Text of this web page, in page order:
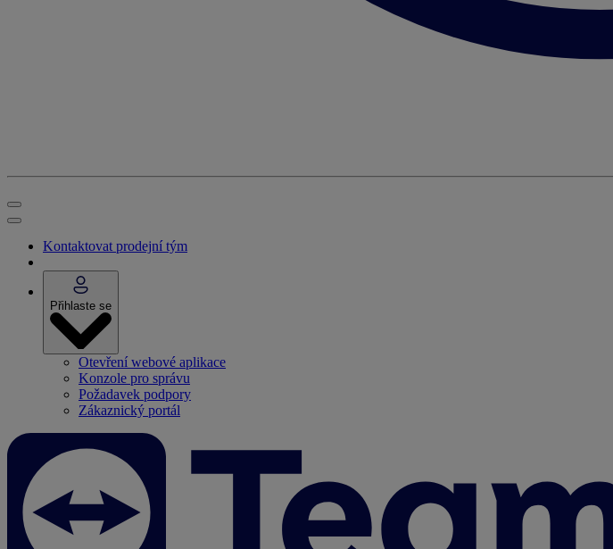
Kontaktovat prodejní tým
Přihlaste se
Otevření webové aplikace
Konzole pro správu
Požadavek podpory
Zákaznický portál